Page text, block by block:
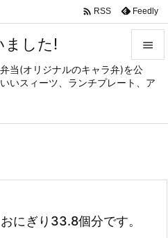
ました!
当(オリジナルのキャラ弁)を公
いスィーツ、ランチプレート、ア


メニュ
サイド

 RSS Feedly
にぎり33.8個分です。